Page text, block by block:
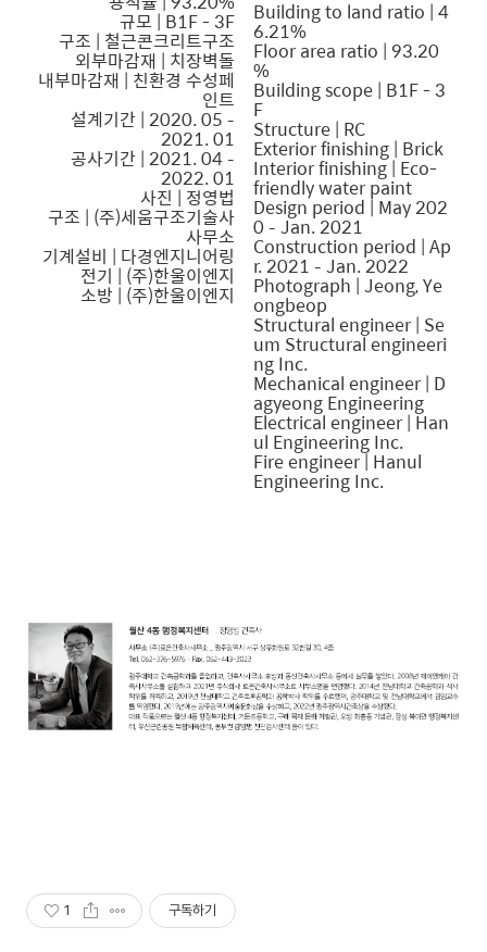
규모 | B1F - 3F
구조 | 철근콘크리트구조
외부마감재 | 치장벽돌
내부마감재 | 친환경 수성페
인트
설계기간 | 2020. 05 –
2021. 01
공사기간 | 2021. 04 –
2022. 01
사진 | 정영법
구조 | (주)세움구조기술사
사무소
기계설비 | 다경엔지니어링
전기 | (주)한울이엔지
소방 | (주)한울이엔지
Building to land ratio | 4
6.21%
Floor area ratio | 93.20
%
Building scope | B1F - 3
F
Structure | RC
Exterior finishing | Brick
Interior finishing | Eco-
friendly water paint
Design period | May 202
0 – Jan. 2021
Construction period | Ap
r. 2021 – Jan. 2022
Photograph | Jeong, Ye
ongbeop
Structural engineer | Se
um Structural engineeri
ng Inc.
Mechanical engineer | D
agyeong Engineering
Electrical engineer | Han
ul Engineering Inc.
Fire engineer | Hanul
Engineering Inc.
1 구독하기